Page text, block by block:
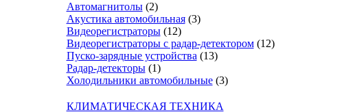
Автомагнитолы (2)
Акустика автомобильная (3)
Видеорегистраторы (12)
Видеорегистраторы с радар-детектором (12)
Пуско-зарядные устройства (13)
Радар-детекторы (1)
Холодильники автомобильные (3)
КЛИМАТИЧЕСКАЯ ТЕХНИКА